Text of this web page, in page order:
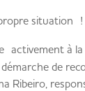
situation !
à la
de
Ribeiro,